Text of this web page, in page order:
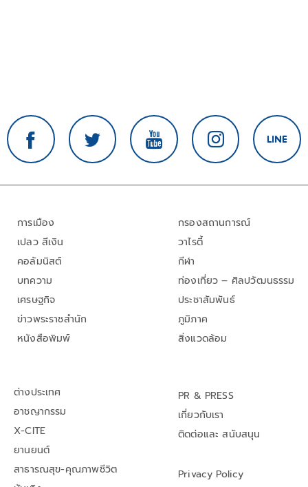
การเมือง
เปลว สีเงิน
คอลัมนิสต์
บทความ
เศรษฐกิจ
ข่าวพระราชสำนัก
หนังสือพิมพ์
กรองสถานการณ์
วาไรตี้
กีฬา
ท่องเที่ยว – ศิลปวัฒนธรรม
ประชาสัมพันธ์
ภูมิภาค
สิ่งแวดล้อม
ต่างประเทศ
อาชญากรรม
X-CITE
ยานยนต์
สาธารณสุข-คุณภาพชีวิต
PR & PRESS
เกี่ยวกับเรา
ติดต่อและ สนับสนุน
Privacy Policy